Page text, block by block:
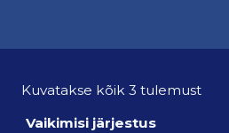
Kuvatakse kõik 3 tulemust